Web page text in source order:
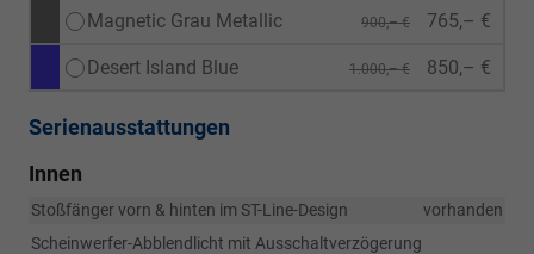
Magnetic Grau Metallic 900,– € 765,– €
Desert Island Blue 1.000,– € 850,– €
Serienausstattungen
Innen
Stoßfänger vorn & hinten im ST-Line-Design
vorhanden
Scheinwerfer-Abblendlicht mit Ausschaltverzögerung